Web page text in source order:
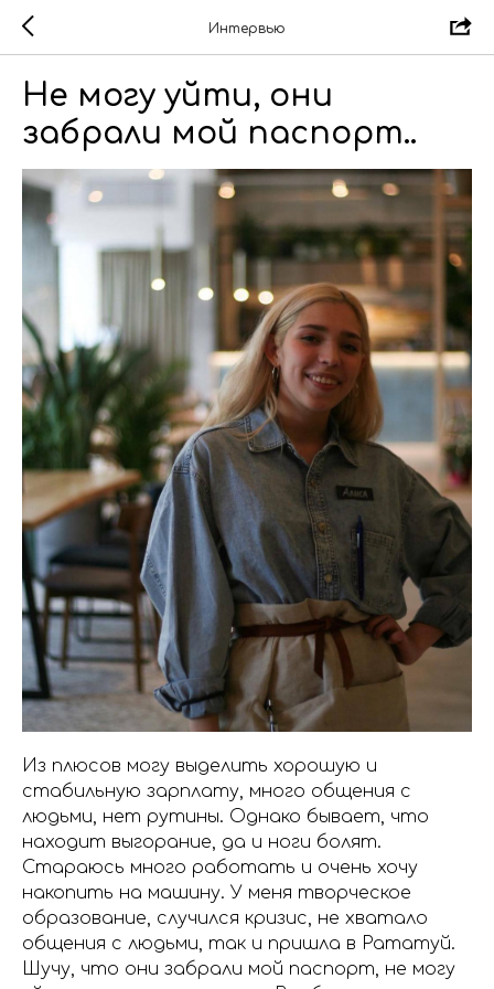
Интервью
Не могу уйти, они
забрали мой паспорт..
Из плюсов могу выделить хорошую и
стабильную зарплату, много общения с
людьми, нет рутины. Однако бывает, что
находит выгорание, да и ноги болят.
Стараюсь много работать и очень хочу
накопить на машину. У меня творческое
образование, случился кризис, не хватало
общения с людьми, так и пришла в Рататуй.
Шучу, что они забрали мой паспорт, не могу